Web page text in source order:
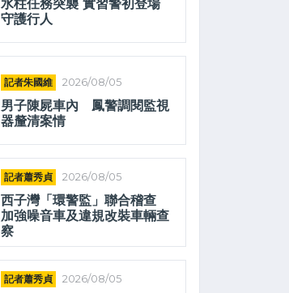
水柱任務突襲 實習警初登場
守護行人
記者朱國維 2026/08/05
男子陳屍車內 鳳警調閱監視
器釐清案情
記者蕭秀貞 2026/08/05
西子灣「環警監」聯合稽查
加強噪音車及違規改裝車輛查
察
記者蕭秀貞 2026/08/05